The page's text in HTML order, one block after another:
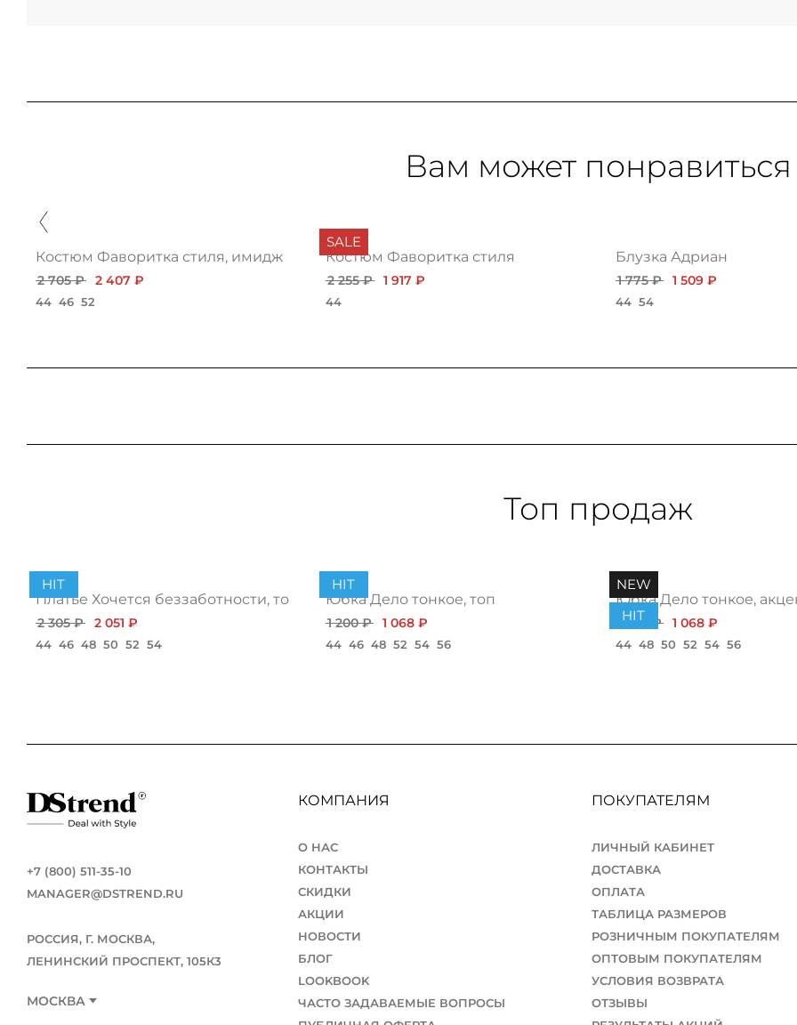
Вам может понравиться
Костюм Фаворитка стиля, имидж
2 705 ₽ 2 407 ₽
44 46 52
SALE
Костюм Фаворитка стиля
2 255 ₽ 1 917 ₽
44
Блузка Адриан
1 775 ₽ 1 509 ₽
44 54
Топ продаж
HIT
Платье Хочется беззаботности, топ
2 305 ₽ 2 051 ₽
44 46 48 50 52 54
HIT
Юбка Дело тонкое, топ
1 200 ₽ 1 068 ₽
44 46 48 52 54 56
NEW
HIT
Юбка Дело тонкое,
1 200 ₽ 1 068 ₽
44 48 50 52 54 56
+7 (800) 511-35-10
MANAGER@DSTREND.RU
РОССИЯ, Г. МОСКВА,
ЛЕНИНСКИЙ ПРОСПЕКТ, 105К3
МОСКВА
КОМПАНИЯ
О НАС
КОНТАКТЫ
СКИДКИ
АКЦИИ
НОВОСТИ
БЛОГ
LOOKBOOK
ЧАСТО ЗАДАВАЕМЫЕ ВОПРОСЫ
ПОКУПАТЕЛЯМ
ЛИЧНЫЙ КАБИНЕТ
ДОСТАВКА
ОПЛАТА
ТАБЛИЦА РАЗМЕРОВ
РОЗНИЧНЫМ ПОКУПАТЕЛЯМ
ОПТОВЫМ ПОКУПАТЕЛЯМ
УСЛОВИЯ ВОЗВРАТА
ОТЗЫВЫ